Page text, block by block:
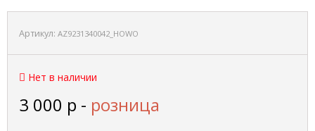
Артикул: AZ9231340042_HOWO
Нет в наличии
3 000 р - розница